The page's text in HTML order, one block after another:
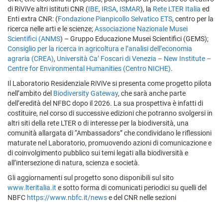
di RiViVe altri istituti CNR (IBE, IRSA, ISMAR), la Rete LTER Italia ed
Enti extra CNR: (Fondazione Pianpicollo Selvatico ETS, centro per la
ricerca nelle arti e le scienze;Associazione Nazionale Musei
Scientifici (ANMS) – Gruppo Educazione Musei Scientifici (GEMS);
Consiglio per la ricerca in agricoltura e l’analisi dell’economia
agraria (CREA), Università Ca’ Foscari di Venezia – New Institute –
Centre for Environmental Humanities (Centro NICHE).
Il Laboratorio Residenziale RiViVe si presenta come progetto pilota
nell’ambito del Biodiversity Gateway, che sarà anche parte
dell’eredità del NFBC dopo il 2026. La sua prospettiva è infatti di
costituire, nel corso di successive edizioni che potranno svolgersi in
altri siti della rete LTER o di interesse per la biodiversità, una
comunità allargata di “Ambassadors” che condividano le riflessioni
maturate nel Laboratorio, promuovendo azioni di comunicazione e
di coinvolgimento pubblico sui temi legati alla biodiversità e
all’intersezione di natura, scienza e società.
Gli aggiornamenti sul progetto sono disponibili sul sito
www.lteritalia.it e sotto forma di comunicati periodici su quelli del
NBFC https://www.nbfc.it/newse del CNR nelle sezioni